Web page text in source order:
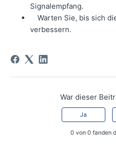
Signalempfang.
Warten Sie, bis sich
verbessern.
War dieser
Ja
0 von 0 fanden